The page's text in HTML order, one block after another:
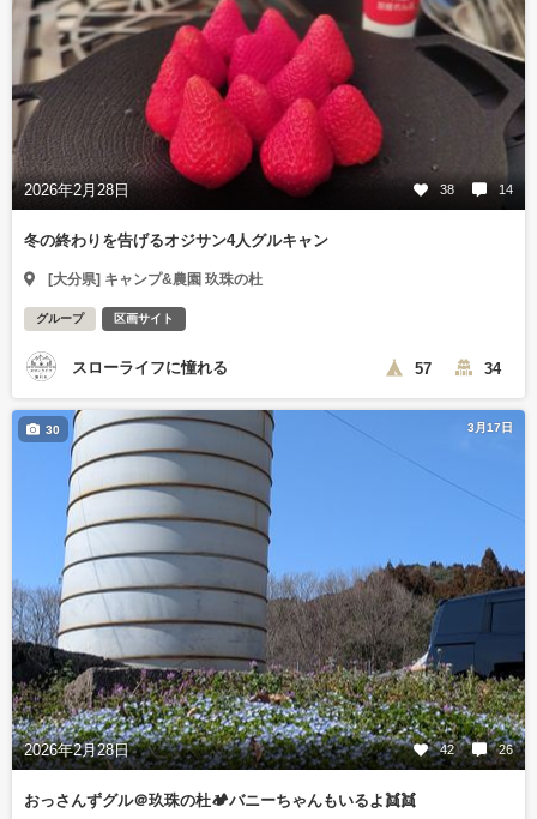
2026年2月28日 38 14
冬の終わりを告げるオジサン4人グルキャン
[大分県] キャンプ&農園 玖珠の杜
グループ 区画サイト
スローライフに憧れる 57 34
3月17日
2026年2月28日 42 26
30
おっさんずグル＠玖珠の杜🏕️バニーちゃんもいるよ👯👯